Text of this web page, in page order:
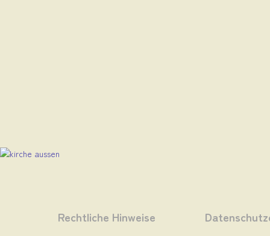
Rechtliche Hinweise Datenschutz